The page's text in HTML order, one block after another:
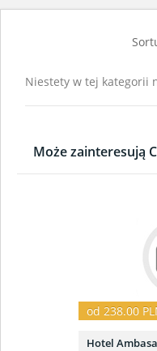
Niestety w tej kategorii
Może zainteresują
od 238.00
Hotel